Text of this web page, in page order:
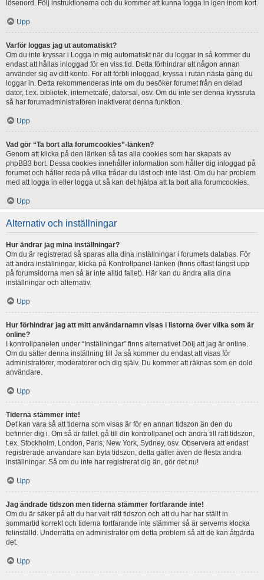
lösenord. Följ instruktionerna och du kommer att kunna logga in igen inom kort.
Upp
Varför loggas jag ut automatiskt?
Om du inte kryssar i Logga in mig automatiskt när du loggar in så kommer du
endast att hållas inloggad för en viss tid. Detta förhindrar att någon annan
använder sig av ditt konto. För att förbli inloggad, kryssa i rutan nästa gång du
loggar in. Detta rekommenderas inte om du besöker forumet från en delad
dator, t.ex. bibliotek, internetcafé, datorsal, osv. Om du inte ser denna kryssruta
så har forumadministratören inaktiverat denna funktion.
Upp
Vad gör “Ta bort alla forumcookies”-länken?
Genom att klicka på den länken så tas alla cookies som har skapats av
phpBB3 bort. Dessa cookies innehåller information som håller dig inloggad på
forumet och håller reda på vilka trådar du läst och inte läst. Om du har problem
med att logga in eller logga ut så kan det hjälpa att ta bort alla forumcookies.
Upp
Alternativ och inställningar
Hur ändrar jag mina inställningar?
Om du är registrerad så sparas alla dina inställningar i forumets databas. För
att ändra inställningar, klicka på Kontrollpanel-länken (finns oftast längst upp
på forumsidorna men så är inte alltid fallet). Här kan du ändra alla dina
inställningar och alternativ.
Upp
Hur förhindrar jag att mitt användarnamn visas i listorna över vilka som är
online?
I kontrollpanelen under “Inställningar” finns alternativet Dölj att jag är online.
Om du sätter denna inställning till Ja så kommer du endast att visas för
administratörer, moderatorer och dig själv. Du kommer att räknas som en dold
användare.
Upp
Tiderna stämmer inte!
Det kan vara så att tiderna som visas är för en annan tidszon än den du
befinner dig i. Om så är fallet, gå till din kontrollpanel och ändra till rätt tidszon,
t.ex. Stockholm, London, Paris, New York, Sydney, osv. Observera att endast
registrerade användare kan byta tidszon, detta gäller även de flesta andra
inställningar. Så om du inte har registrerat dig än, gör det nu!
Upp
Jag ändrade tidszon men tiderna stämmer fortfarande inte!
Om du är säker på att du har valt rätt tidszon och att du har har ställt in
sommartid korrekt och tiderna fortfarande inte stämmer så är serverns klocka
felinställd. Underrätta en administratör om detta problem så att de kan åtgärda
det.
Upp